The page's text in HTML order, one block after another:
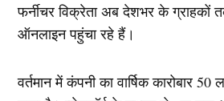
फर्नीचर विक्रेता अब देशभर के ग्राहकों
ऑनलाइन पहुंचा रहे हैं।
वर्तमान में कंपनी का वार्षिक कारोबार